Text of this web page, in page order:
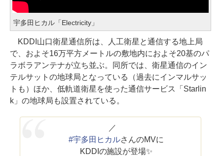
宇多田ヒカル「Electricity」
KDDI山口衛星通信所は、人工衛星と通信する地上局
で、およそ16万平方メートルの敷地内におよそ20基のパ
ラボラアンテナが立ち並ぶ。同所では、衛星通信のイン
テルサットの地球局となっている（過去にインマルサッ
トも）ほか、低軌道衛星を使った通信サービス「Starlin
k」の地球局も設置されている。
／
#宇多田ヒカルさんのMVに
KDDIの施設が登場✨